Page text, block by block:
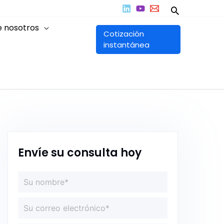
Buscar
nosotros
Cotización
instantánea
Envíe su consulta hoy